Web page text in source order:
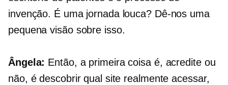
invenção. É uma jornada louca? Dê-nos uma
pequena visão sobre isso.
Ângela: Então, a primeira coisa é, acredite ou
não, é descobrir qual site realmente acessar,